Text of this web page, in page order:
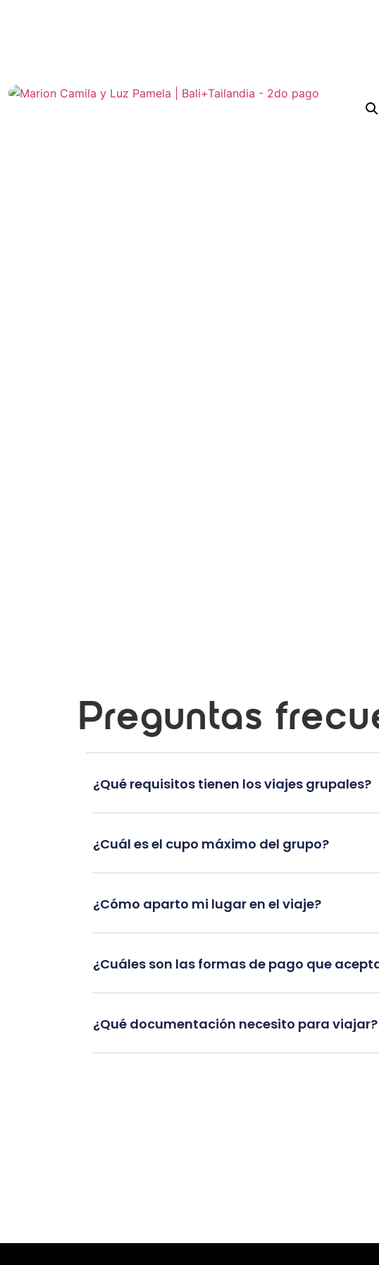
Preguntas
¿Qué requisitos tienen los viajes grupales?
¿Cuál es el cupo máximo del grupo?
¿Cómo aparto mi lugar en el viaje?
¿Cuáles son las formas de pago que
¿Qué documentación necesito para viajar?